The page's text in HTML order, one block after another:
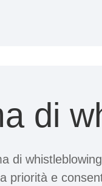
di
di
priorità e